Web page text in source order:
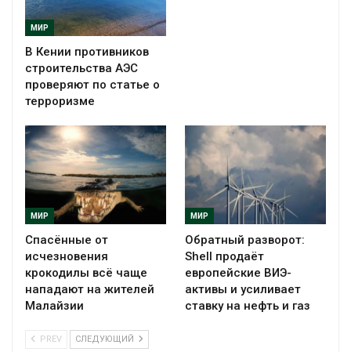
МИР
В Кении противников
строительства АЭС
проверяют по статье о
терроризме
МИР
Спасённые от
исчезновения
крокодилы всё чаще
нападают на жителей
Малайзии
МИР
Обратный разворот:
Shell продаёт
европейские ВИЭ-
активы и усиливает
ставку на нефть и газ
PREV СЛЕДУЮЩИЙ